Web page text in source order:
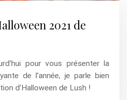
2021 de
pour vous présenter la
de l’année, je parle bien
d’Halloween de Lush !